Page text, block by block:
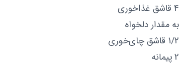
4 قاشق غذاخوری
به مقدار دلخواه
1/2 قاشق چای‌خوری
2 پیمانه